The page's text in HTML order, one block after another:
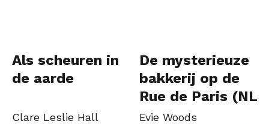
Als scheuren in
de aarde
Clare Leslie Hall
De mysterieuze
bakkerij op de
Rue de Paris (NL
Limited Edition)
Evie Woods